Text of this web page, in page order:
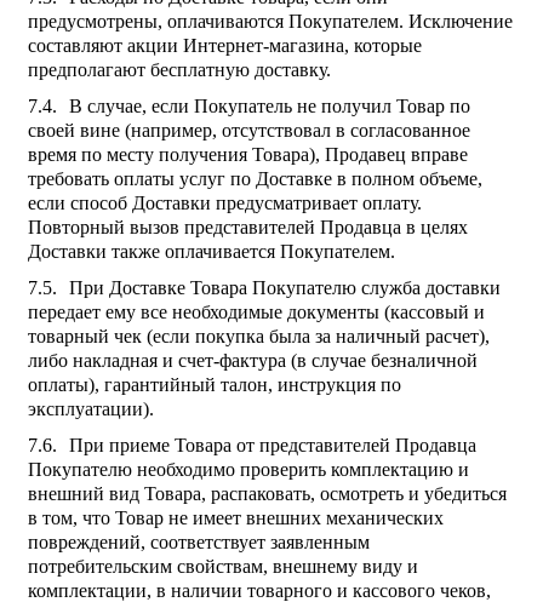
предусмотрены, оплачиваются Покупателем. Исключение
составляют акции Интернет-магазина, которые
предполагают бесплатную доставку.
В случае, если Покупатель не получил Товар по
своей вине (например, отсутствовал в согласованное
время по месту получения Товара), Продавец вправе
требовать оплаты услуг по Доставке в полном объеме,
если способ Доставки предусматривает оплату.
Повторный вызов представителей Продавца в целях
Доставки также оплачивается Покупателем.
При Доставке Товара Покупателю служба доставки
передает ему все необходимые документы (кассовый и
товарный чек (если покупка была за наличный расчет),
либо накладная и счет-фактура (в случае безналичной
оплаты), гарантийный талон, инструкция по
эксплуатации).
При приеме Товара от представителей Продавца
Покупателю необходимо проверить комплектацию и
внешний вид Товара, распаковать, осмотреть и убедиться
в том, что Товар не имеет внешних механических
повреждений, соответствует заявленным
потребительским свойствам, внешнему виду и
комплектации, в наличии товарного и кассового чеков,